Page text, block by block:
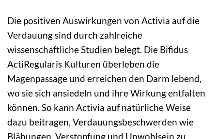
Die positiven Auswirkungen von Activia auf die
Verdauung sind durch zahlreiche
wissenschaftliche Studien belegt. Die Bifidus
ActiRegularis Kulturen überleben die
Magenpassage und erreichen den Darm lebend,
wo sie sich ansiedeln und ihre Wirkung entfalten
können. So kann Activia auf natürliche Weise
dazu beitragen, Verdauungsbeschwerden wie
Blähungen, Verstopfung und Unwohlsein zu